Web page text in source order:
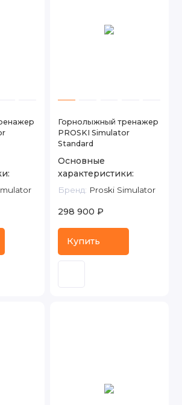
Горнолыжный тренажер
PROSKI Simulator
Standard
Основные
характеристики:
Бренд: Proski Simulator
298 900 ₽
Купить